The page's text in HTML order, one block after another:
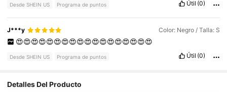
Desde SHEIN US Programa de puntos Útil (0)
J***y Color: Negro / Talla: S
😍😍😍😍😍😍😍😍😍😍😍😍😍😍😍😍😍😍
Desde SHEIN US Programa de puntos Útil (0)
Detalles Del Producto